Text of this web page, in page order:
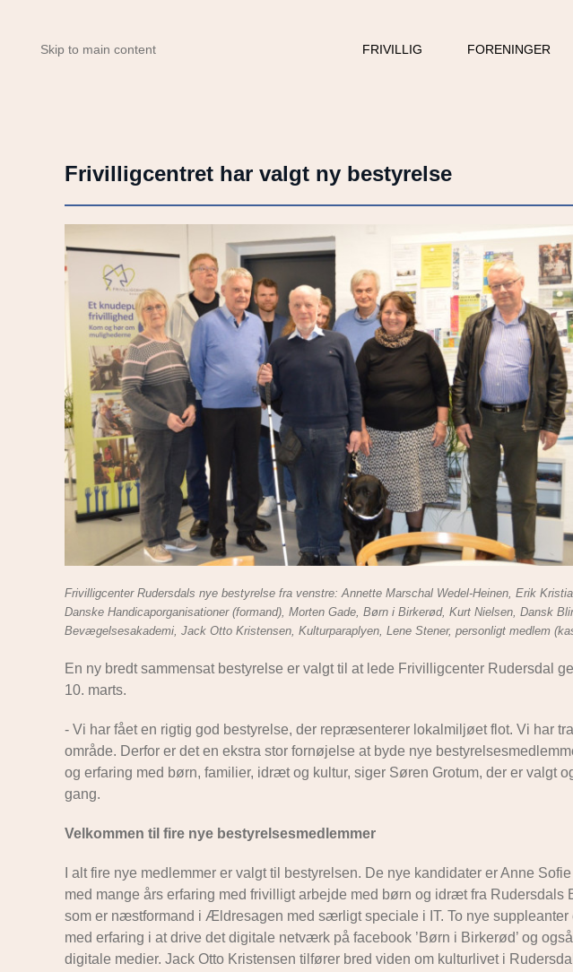
Skip to main content FRIVILLIG FORENINGER
Frivilligcentret har valgt ny bestyrelse
Frivilligcenter Rudersdals nye bestyrelse fra venstre: Annette Marschal Wedel-Heinen, Erik
Danske Handicaporganisationer (formand), Morten Gade, Børn i Birkerød, Kurt Nielsen, Dansk
Bevægelsesakademi, Jack Otto Kristensen, Kulturparaplyen, Lene Stener, personligt medlem
En ny bredt sammensat bestyrelse er valgt til at lede Frivilligcenter Rudersdal
10. marts.
- Vi har fået en rigtig god bestyrelse, der repræsenterer lokalmiljøet flot. Vi har
område. Derfor er det en ekstra stor fornøjelse at byde nye
og erfaring med børn, familier, idræt og kultur, siger Søren Grotum, der er valgt
gang.
Velkommen til fire nye bestyrelsesmedlemmer
I alt fire nye medlemmer er valgt til bestyrelsen. De nye kandidater er Anne
med mange års erfaring med frivilligt arbejde med børn og idræt fra
som er næstformand i Ældresagen med særligt speciale i IT. To nye suppleanter
med erfaring i at drive det digitale netværk på facebook ’Børn i Birkerød’ og
digitale medier. Jack Otto Kristensen tilfører bred viden om kulturlivet i